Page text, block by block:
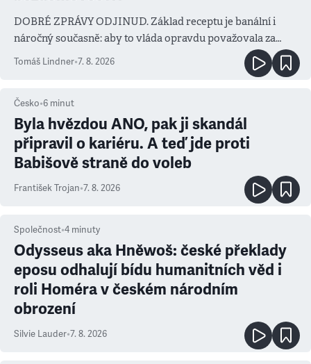
DOBRÉ ZPRÁVY ODJINUD. Základ receptu je banální i
náročný současně: aby to vláda opravdu považovala za
prioritu
Tomáš Lindner•7. 8. 2026
Česko•6 minut
Byla hvězdou ANO, pak ji skandál
připravil o kariéru. A teď jde proti
Babišově straně do voleb
František Trojan•7. 8. 2026
Společnost•4 minuty
Odysseus aka Hněwoš: české překlady
eposu odhalují bídu humanitních věd i
roli Homéra v českém národním
obrození
Silvie Lauder•7. 8. 2026